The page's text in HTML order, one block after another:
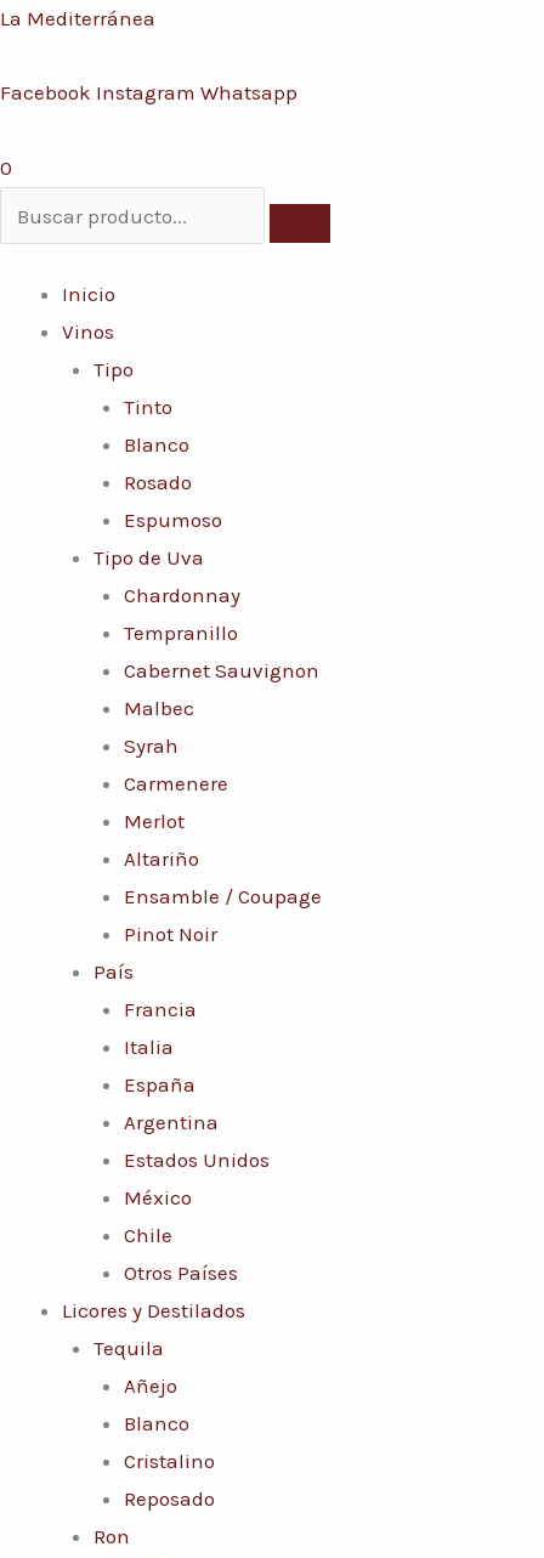
Ir
contenido
La Mediterránea
Facebook Instagram Whatsapp
0
Inicio
Vinos
Tipo
Tinto
Blanco
Rosado
Espumoso
Tipo de Uva
Chardonnay
Tempranillo
Cabernet Sauvignon
Malbec
Syrah
Carmenere
Merlot
Altariño
Ensamble / Coupage
Pinot Noir
País
Francia
Italia
España
Argentina
Estados Unidos
México
Chile
Otros Países
Licores y Destilados
Tequila
Añejo
Blanco
Cristalino
Reposado
Ron
Menú